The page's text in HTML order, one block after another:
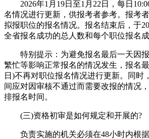
2026年1月19日至1月22日，每日
名情况进行更新，供报考者参考。报考
拟报职位的报名情况。报名结束后，于
全省报名成功的总人数和每个职位报名成
特别提示：为避免报名最后一天因报
繁忙等影响正常报名的情况发生，报名
日)不再对职位报名情况进行更新。同时
间应对因审核不通过而需要改报的情况
排报名时间。
(三)资格初审是如何规定和开展的?
负责实施的机关必须在48小时内根据